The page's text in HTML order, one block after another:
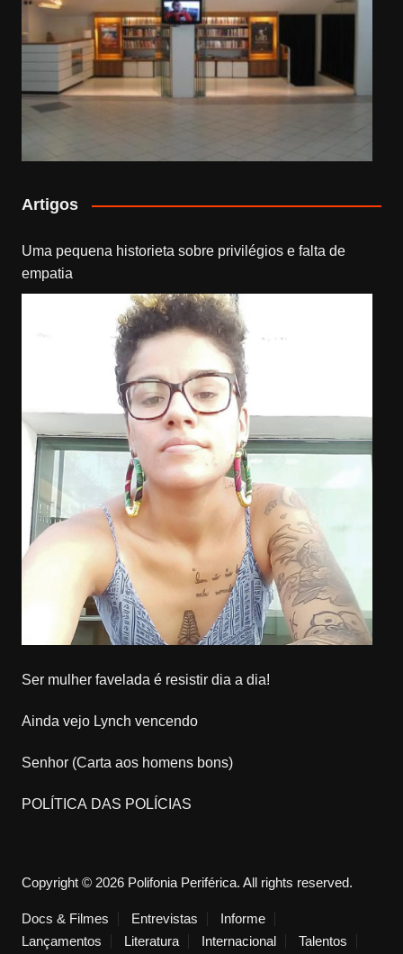
Artigos
Uma pequena historieta sobre privilégios e falta de
empatia
Ser mulher favelada é resistir dia a dia!
Ainda vejo Lynch vencendo
Senhor (Carta aos homens bons)
POLÍTICA DAS POLÍCIAS
Copyright © 2026 Polifonia Periférica. All rights reserved.
Docs & Filmes Entrevistas
Informe
Lançamentos
Literatura Internacional Talentos